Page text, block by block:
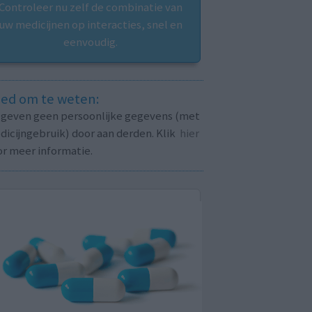
nu zelf de combinatie van
medicijnen op interacties, snel en
eenvoudig.
om te weten:
geven geen persoonlijke gegevens (met
door aan derden. Klik hier
meer informatie.